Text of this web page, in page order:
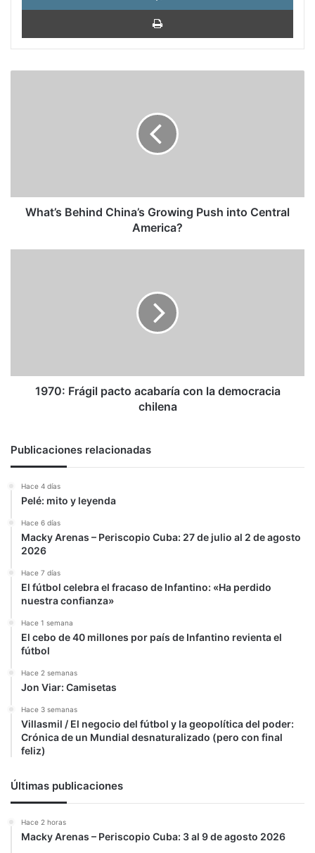
What’s Behind China’s Growing Push into Central
America?
1970: Frágil pacto acabaría con la democracia
chilena
Publicaciones relacionadas
Hace 4 días
Pelé: mito y leyenda
Hace 6 días
Macky Arenas – Periscopio Cuba: 27 de julio al 2 de agosto
2026
Hace 7 días
El fútbol celebra el fracaso de Infantino: «Ha perdido
nuestra confianza»
Hace 1 semana
El cebo de 40 millones por país de Infantino revienta el
fútbol
Hace 2 semanas
Jon Viar: Camisetas
Hace 3 semanas
Villasmil / El negocio del fútbol y la geopolítica del poder:
Crónica de un Mundial desnaturalizado (pero con final
feliz)
Últimas publicaciones
Hace 2 horas
Macky Arenas – Periscopio Cuba: 3 al 9 de agosto 2026